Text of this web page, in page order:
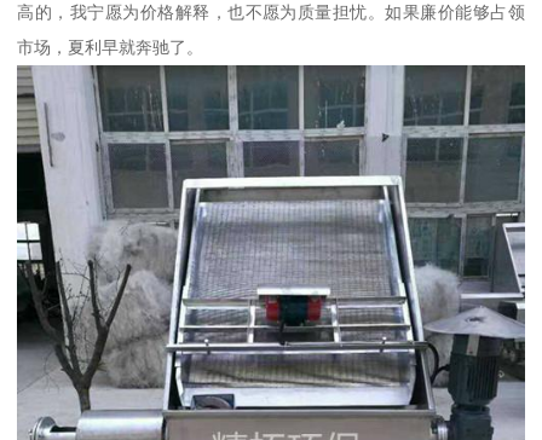
高的，我宁愿为价格解释，也不愿为质量担忧。如果廉价能够占领
市场，夏利早就奔驰了。